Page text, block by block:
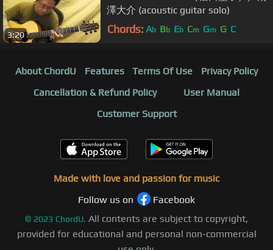
3:20
澤大介 (acoustic guitar solo)
Chords: Ab Bb Eb Cm Gm G C
About ChordU Features Terms Of Use
Privacy Policy
Cancellation & Refund Policy
User Manual
Customer Support
Made with love and passion for music
Follow us on
Facebook
© 2023 ChordU. All contents are subject to copyright,
provided for educational and personal non-commercial